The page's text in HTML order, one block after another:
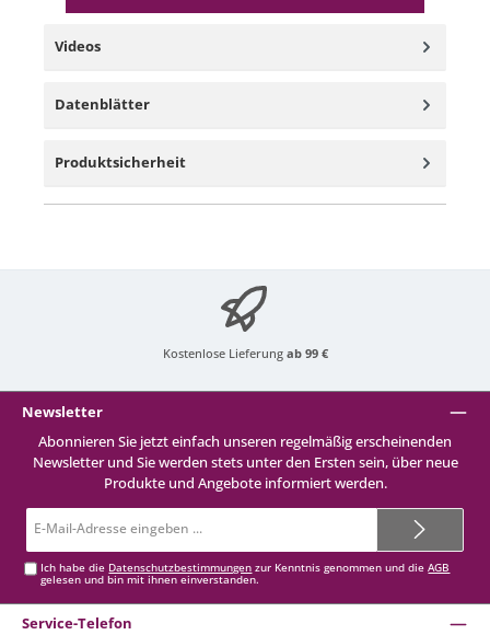
Videos
Datenblätter
Produktsicherheit
Kostenlose Lieferung ab 99 €
Newsletter
Abonnieren Sie jetzt einfach unseren regelmäßig erscheinenden
Newsletter und Sie werden stets unter den Ersten sein, über neue
Produkte und Angebote informiert werden.
Mail-
Ich habe die Datenschutzbestimmungen zur Kenntnis genommen und dieAGB
gelesen und bin mit ihnen einverstanden.
Service-Telefon